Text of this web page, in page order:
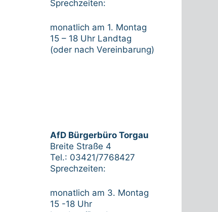
Sprechzeiten:
monatlich am 1. Montag
15 – 18 Uhr Landtag
(oder nach Vereinbarung)
AfD Bürgerbüro Torgau
Breite Straße 4
Tel.: 03421/7768427
Sprechzeiten:
monatlich am 3. Montag
15 -18 Uhr